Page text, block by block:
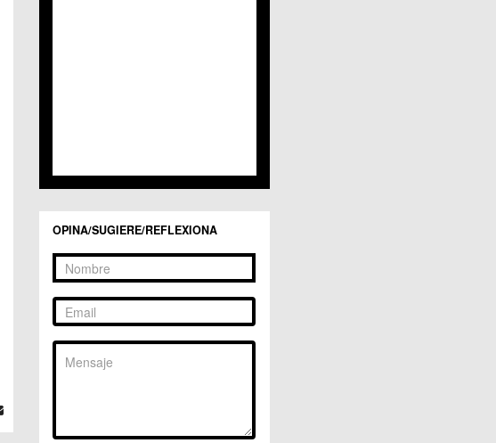
OPINA/SUGIERE/REFLEXIONA